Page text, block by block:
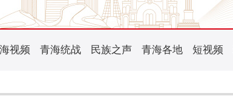
视频 青海统战 民族之声 青海各地 短视频